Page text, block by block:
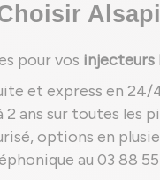
pour vos injecteurs
et express en 24/
2 ans sur toutes les
options en
au 03 88